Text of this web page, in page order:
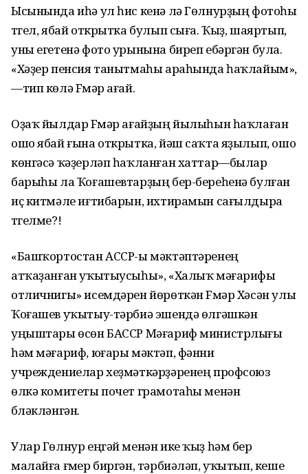
Ысынында иһә ул һис кенә лә Гөлнурҙың фотоһы
түгел, ябай открытка булып сыға. Ҡыҙ, шаяртып,
уны егетенә фото урынына биреп ебәргән була.
«Хәҙер пенсия танытмаһы араһында һаҡлайым»,
—тип көлә Fүмәр ағай.
Оҙаҡ йылдар Fүмәр ағайҙың йылыһын һаҡлаған
ошо ябай ғына открытка, йәш саҡта яҙылып, ошо
көнгәсә ҡәҙерләп һаҡланған хаттар—былар
барыһы ла Ҡоғашевтарҙың бер-береһенә булған
иҫ китмәле иғтибарын, ихтирамын сағылдыра
түгелме?!
«Башҡортостан АССР-ы мәктәптәренең
атҡаҙанған уҡытыусыһы», «Халыҡ мәғарифы
отличнигы» исемдәрен йөрөткән Fүмәр Хәсән улы
Ҡоғашев уҡытыу-тәрбиә эшендә өлгәшкән
уңыштары өсөн БАССР Мәғариф министрлығы
һәм мәғариф, юғары мәктәп, фәнни
учреждениелар хеҙмәткәрҙәренең профсоюз
өлкә комитеты почет грамотаһы менән
бүләкләнгән.
Улар Гөлнур еңгәй менән ике ҡыҙ һәм бер
малайға ғүмер биргән, тәрбиәләп, уҡытып, кеше